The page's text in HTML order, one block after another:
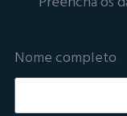
Nome completo